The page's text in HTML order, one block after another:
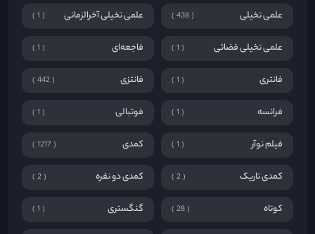
علمی تخیلی 438 علمی تخیلی آخرالزمانی 1
علمی تخیلی فضائی 1 فاجعه‌ای 1
فانتری 1 فانتزی 442
فرانسه 1 فوتبالی 1
فیلم نوآر 1 کمدی 1217
کمدی تاریک 2 کمدی دو نفره 2
کوتاه 28 گنگستری 1